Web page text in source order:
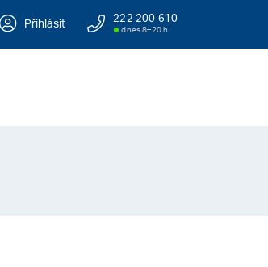
Přihlásit 222 200 610
dnes 8–20 h